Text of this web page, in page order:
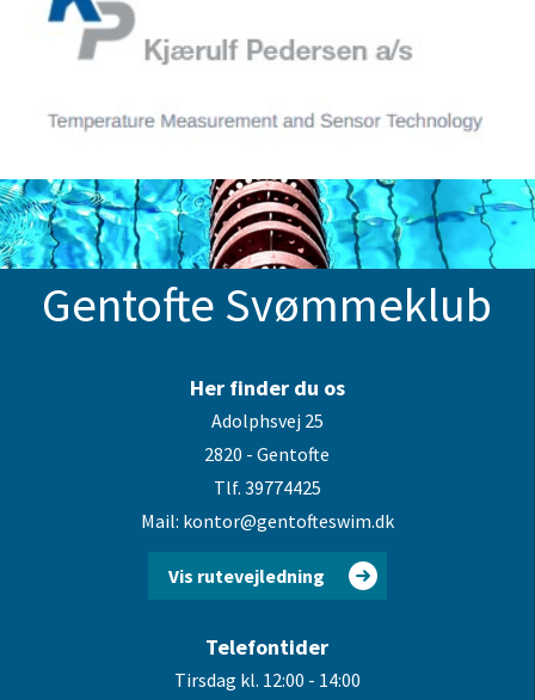
Gentofte Svømmeklub
Her finder du os
Adolphsvej 25
2820 - Gentofte
Tlf. 39774425
Mail: kontor@gentofteswim.dk
Vis rutevejledning
Telefontider
Tirsdag kl. 12:00 - 14:00